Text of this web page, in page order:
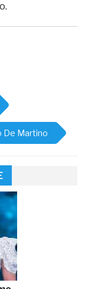
De Martino